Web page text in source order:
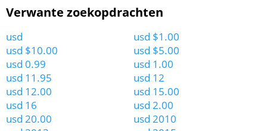
Verwante zoekopdrachten
usd
usd $1.00
usd $10.00
usd $5.00
usd 0.99
usd 1.00
usd 11.95
usd 12
usd 12.00
usd 15.00
usd 16
usd 2.00
usd 20.00
usd 2010